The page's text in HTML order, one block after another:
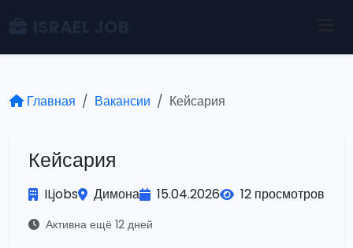
Главная Вакансии Кейсария
Кейсария
ILjobs Димона 15.04.2026 12 просмотров
Активна ещё 12 дней